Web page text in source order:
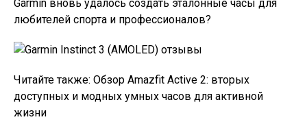
Garmin вновь удалось создать эталонные часы для
любителей спорта и профессионалов?
Читайте также: Обзор Amazfit Active 2: вторых
доступных и модных умных часов для активной
жизни